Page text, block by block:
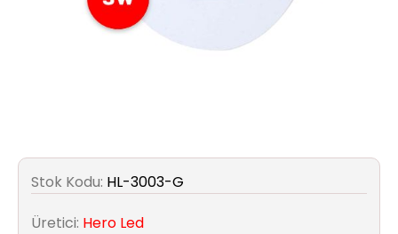
Elektrikli
Araç Şarj
İstasyonları
Stok Kodu: HL-3003-G
Üretici: Hero Led